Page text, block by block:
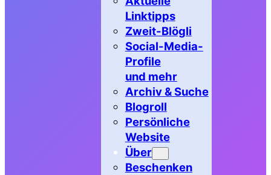
Linktipps
Zweit-Blögli
Social-Media-
Profile
und mehr
Archiv & Suche
Blogroll
Persönliche
Website
Über
Beschenken